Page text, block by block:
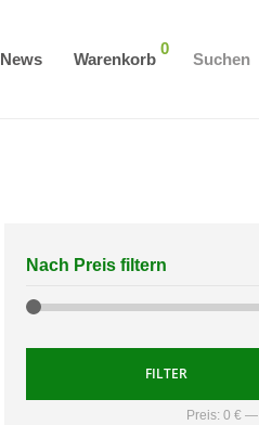
Suchen
Warenkorb
0
News
Nach Preis filtern
FILTER
Preis:0 € —